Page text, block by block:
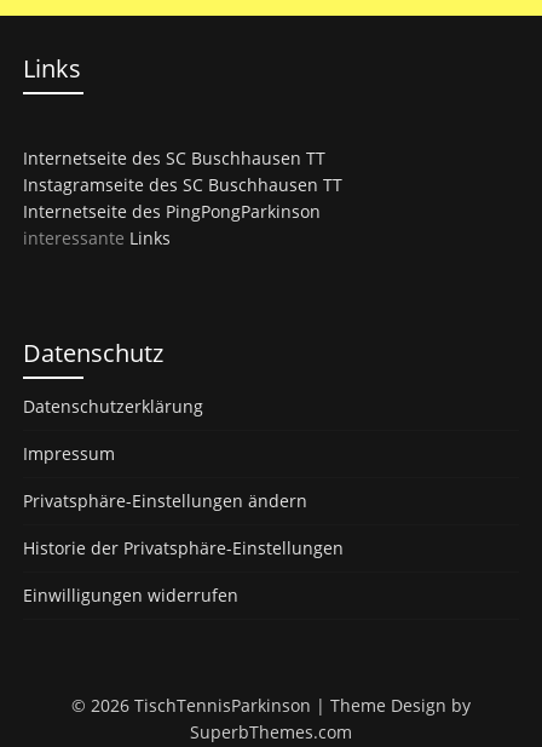
Links
Internetseite des SC Buschhausen TT
Instagramseite des SC Buschhausen TT
Internetseite des PingPongParkinson
interessante Links
Datenschutz
Datenschutzerklärung
Impressum
Privatsphäre-Einstellungen ändern
Historie der Privatsphäre-Einstellungen
Einwilligungen widerrufen
© 2026 TischTennisParkinson | Theme Design by
SuperbThemes.com